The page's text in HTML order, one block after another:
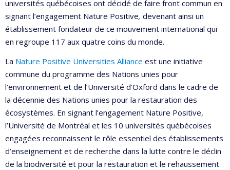
universités québécoises ont décidé de faire front commun en
signant l’engagement Nature Positive, devenant ainsi un
établissement fondateur de ce mouvement international qui
en regroupe 117 aux quatre coins du monde.
La Nature Positive Universities Alliance est une initiative
commune du programme des Nations unies pour
l’environnement et de l’Université d’Oxford dans le cadre de
la décennie des Nations unies pour la restauration des
écosystèmes. En signant l’engagement Nature Positive,
l’Université de Montréal et les 10 universités québécoises
engagées reconnaissent le rôle essentiel des établissements
d’enseignement et de recherche dans la lutte contre le déclin
de la biodiversité et pour la restauration et le rehaussement